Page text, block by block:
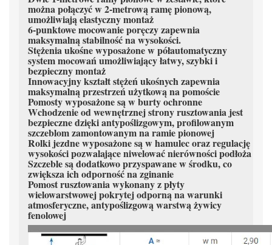
można połączyć w 2-metrową ramę pionową,
umożliwiają elastyczny montaż
6-punktowe mocowanie poręczy zapewnia
maksymalną stabilność na wysokości.
Stężenia ukośne wyposażone w półautomatyczny
system mocowań umożliwiający łatwy, szybki i
bezpieczny montaż
Innowacyjny kształt stężeń ukośnych zapewnia
maksymalną przestrzeń użytkową na pomoście
Pomosty wyposażone są w burty ochronne
Wchodzenie od wewnętrznej strony rusztowania jest
bezpieczne dzięki antypoślizgowym, profilowanym
szczeblom zamontowanym na ramie pionowej
Rolki jezdne wyposażone są w hamulec oraz regulację
wysokości pozwalające niwelować nierówności podłoża
Szczeble są dodatkowo przyspawane w środku, co
zwiększa ich odporność na zginanie
Pomost rusztowania wykonany z płyty
wielowarstwowej pokrytej odporną na warunki
atmosferyczne, antypoślizgową warstwą żywicy
fenolowej